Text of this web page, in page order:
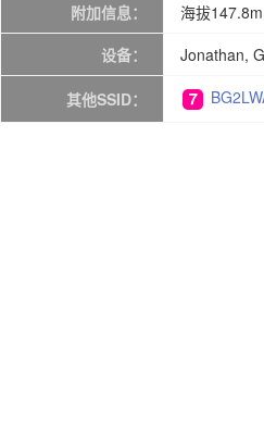
附加信息：
海拔147.8m
设备：
Jonathan,
其他SSID：